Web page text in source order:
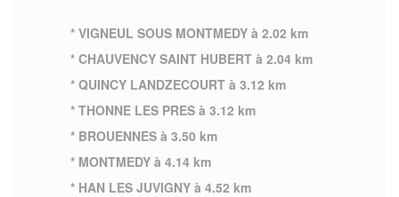
* VIGNEUL SOUS MONTMEDY à 2.02 km
* CHAUVENCY SAINT HUBERT à 2.04 km
* QUINCY LANDZECOURT à 3.12 km
* THONNE LES PRES à 3.12 km
* BROUENNES à 3.50 km
* MONTMEDY à 4.14 km
* HAN LES JUVIGNY à 4.52 km